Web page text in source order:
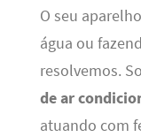
O seu
água ou
resolvemos.
de ar
atuando com